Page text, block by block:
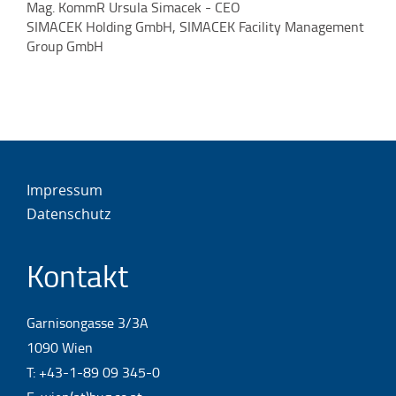
Mag. KommR Ursula Simacek - CEO
SIMACEK Holding GmbH, SIMACEK Facility Management
Group GmbH
Auftraggeber überzeugt.
Helmut Rumpf - Kanzleimanager
DORDA Rechtsanwälte GmbH
Bmst. Dipl.-Ing. (FH) Andreas Perissutti
Allgemein beeideter und gerichtlich zertifizierter
Ferenc Sabo und Evelyn Mandl - CEO
Sabo + Mandl & Tomaschek Immobilien GmbH
Impressum
Datenschutz
Kontakt
Garnisongasse 3/3A
1090 Wien
T:+43-1-89 09 345-0